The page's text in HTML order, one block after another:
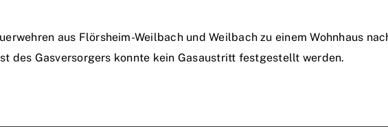
aus Flörsheim-Weilbach und Weilbach zu einem Wohnhaus
des Gasversorgers konnte kein Gasaustritt festgestellt werden.